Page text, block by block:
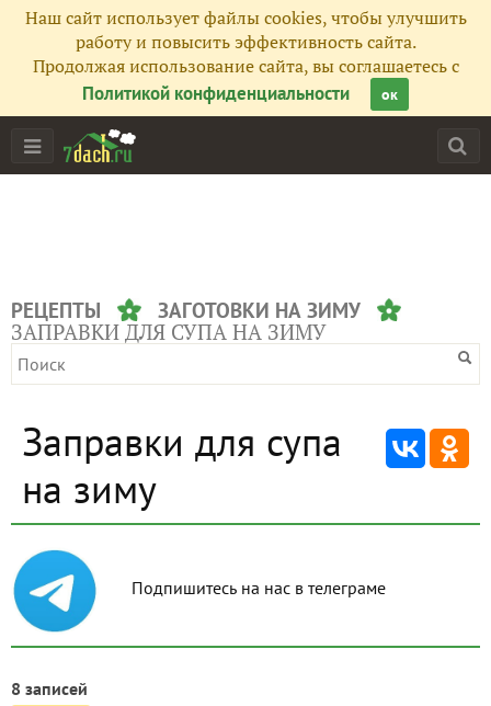
Наш сайт использует файлы cookies, чтобы улучшить
работу и повысить эффективность сайта.
Продолжая использование сайта, вы соглашаетесь с
Политикой конфиденциальности
ок
РЕЦЕПТЫ ЗАГОТОВКИ НА ЗИМУ
ЗАПРАВКИ ДЛЯ СУПА НА ЗИМУ
Заправки для супа
на зиму
Подпишитесь на нас в телеграме
8 записей